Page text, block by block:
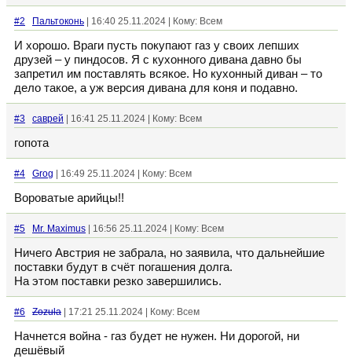
#2 Пальтоконь | 16:40 25.11.2024 | Кому: Всем
И хорошо. Враги пусть покупают газ у своих лепших
друзей – у пиндосов. Я с кухонного дивана давно бы
запретил им поставлять всякое. Но кухонный диван – то
дело такое, а уж версия дивана для коня и подавно.
#3 саврей | 16:41 25.11.2024 | Кому: Всем
гопота
#4 Grog | 16:49 25.11.2024 | Кому: Всем
Вороватые арийцы!!
#5 Mr. Maximus | 16:56 25.11.2024 | Кому: Всем
Ничего Австрия не забрала, но заявила, что дальнейшие
поставки будут в счёт погашения долга.
На этом поставки резко завершились.
#6 Zozula | 17:21 25.11.2024 | Кому: Всем
Начнется война - газ будет не нужен. Ни дорогой, ни
дешёвый